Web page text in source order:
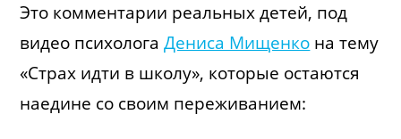
Это комментарии реальных детей, под
видео психологаДениса Мищенко на тему
«Страх идти в школу», которые остаются
наедине со своим переживанием: